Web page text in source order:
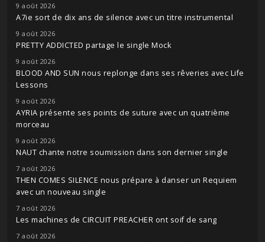
9 août 2026
A7ie sort de dix ans de silence avec un titre instrumental
9 août 2026
PRETTY ADDICTED partage le single Mock
9 août 2026
BLOOD AND SUN nous replonge dans ses rêveries avec Life
Lessons
9 août 2026
AYRIA présente ses points de suture avec un quatrième
morceau
9 août 2026
NAUT chante notre soumission dans son dernier single
7 août 2026
THEN COMES SILENCE nous prépare à danser un Requiem
avec un nouveau single
7 août 2026
Les machines de CIRCUIT PREACHER ont soif de sang
7 août 2026